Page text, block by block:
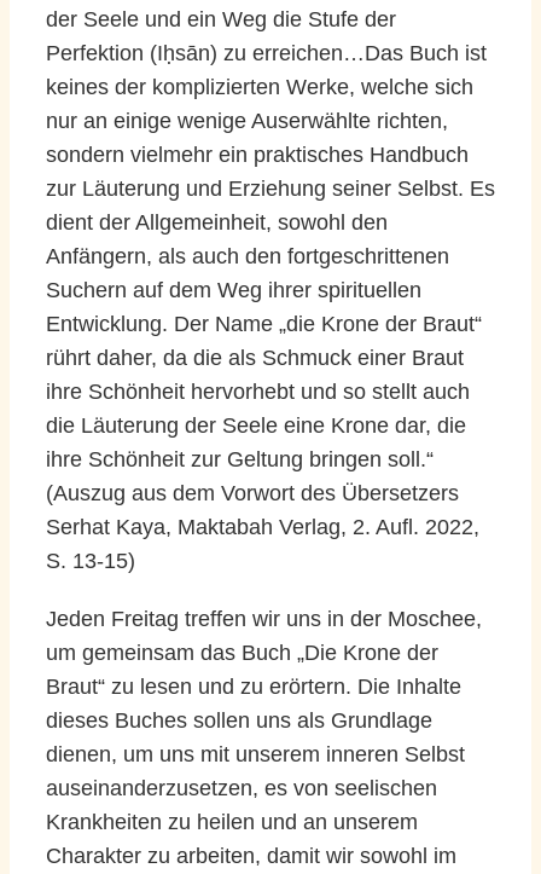
der Seele und ein Weg die Stufe der
Perfektion (Iḥsān) zu erreichen…Das Buch ist
keines der komplizierten Werke, welche sich
nur an einige wenige Auserwählte richten,
sondern vielmehr ein praktisches Handbuch
zur Läuterung und Erziehung seiner Selbst. Es
dient der Allgemeinheit, sowohl den
Anfängern, als auch den fortgeschrittenen
Suchern auf dem Weg ihrer spirituellen
Entwicklung. Der Name „die Krone der Braut“
rührt daher, da die als Schmuck einer Braut
ihre Schönheit hervorhebt und so stellt auch
die Läuterung der Seele eine Krone dar, die
ihre Schönheit zur Geltung bringen soll.“
(Auszug aus dem Vorwort des Übersetzers
Serhat Kaya, Maktabah Verlag, 2. Aufl. 2022,
S. 13-15)
Jeden Freitag treffen wir uns in der Moschee,
um gemeinsam das Buch „Die Krone der
Braut“ zu lesen und zu erörtern. Die Inhalte
dieses Buches sollen uns als Grundlage
dienen, um uns mit unserem inneren Selbst
auseinanderzusetzen, es von seelischen
Krankheiten zu heilen und an unserem
Charakter zu arbeiten, damit wir sowohl im